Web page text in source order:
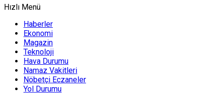
Hızlı Menü
Haberler
Ekonomi
Magazin
Teknoloji
Hava Durumu
Namaz Vakitleri
Nöbetçi Eczaneler
Yol Durumu